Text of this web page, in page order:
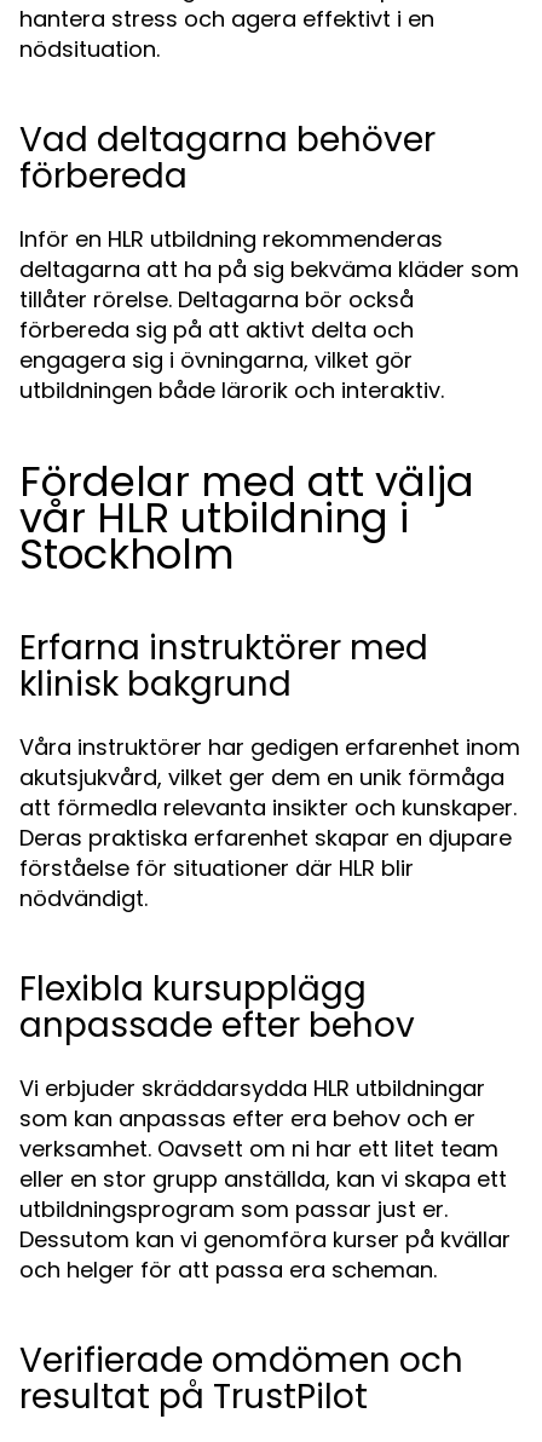
hantera stress och agera effektivt i en
nödsituation.
Vad deltagarna behöver
förbereda
Inför en HLR utbildning rekommenderas
deltagarna att ha på sig bekväma kläder som
tillåter rörelse. Deltagarna bör också
förbereda sig på att aktivt delta och
engagera sig i övningarna, vilket gör
utbildningen både lärorik och interaktiv.
Fördelar med att välja
vår HLR utbildning i
Stockholm
Erfarna instruktörer med
klinisk bakgrund
Våra instruktörer har gedigen erfarenhet inom
akutsjukvård, vilket ger dem en unik förmåga
att förmedla relevanta insikter och kunskaper.
Deras praktiska erfarenhet skapar en djupare
förståelse för situationer där HLR blir
nödvändigt.
Flexibla kursupplägg
anpassade efter behov
Vi erbjuder skräddarsydda HLR utbildningar
som kan anpassas efter era behov och er
verksamhet. Oavsett om ni har ett litet team
eller en stor grupp anställda, kan vi skapa ett
utbildningsprogram som passar just er.
Dessutom kan vi genomföra kurser på kvällar
och helger för att passa era scheman.
Verifierade omdömen och
resultat på TrustPilot